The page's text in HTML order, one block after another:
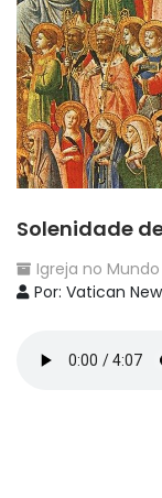
Solenidade
Igreja no Mundo
Por: Vatican